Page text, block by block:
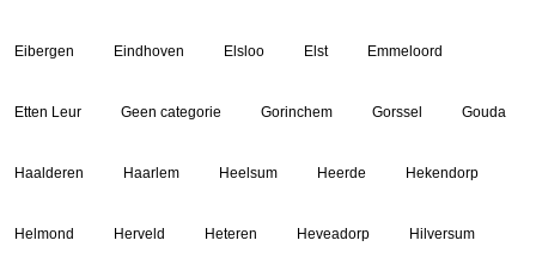
Eibergen Eindhoven Elsloo Elst Emmeloord
Etten Leur Geen categorie Gorinchem Gorssel Gouda
Haalderen Haarlem Heelsum Heerde Hekendorp
Helmond Herveld Heteren Heveadorp Hilversum